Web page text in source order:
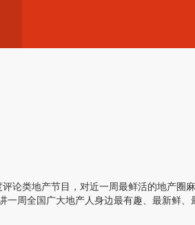
论类地产节目，对近一周最鲜活的地产
一周全国广大地产人身边最有趣、最新鲜、